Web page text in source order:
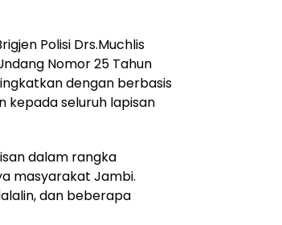
Polisi Drs.Muchlis
Nomor 25 Tahun
dengan berbasis
kepada seluruh lapisan
dalam rangka
masyarakat Jambi.
dan beberapa